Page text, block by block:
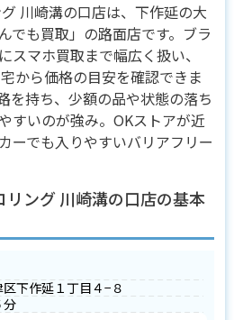
川崎溝の口店は、下作延の大
でも買取」の路面店です。ブラ
スマホ買取まで幅広く扱い、
から価格の目安を確認できま
を持ち、少額の品や状態の落ち
すいのが強み。OKストアが近
ーでも入りやすいバリアフリー
リング 川崎溝の口店の基本
下作延１丁目４−８
分